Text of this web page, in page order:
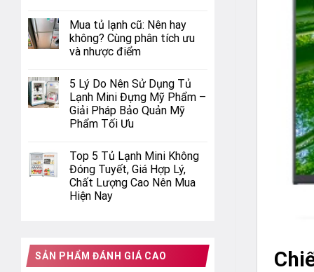
Mua tủ lạnh cũ: Nên hay
không? Cùng phân tích ưu
và nhược điểm
5 Lý Do Nên Sử Dụng Tủ
Lạnh Mini Đựng Mỹ Phẩm –
Giải Pháp Bảo Quản Mỹ
Phẩm Tối Ưu
Top 5 Tủ Lạnh Mini Không
Đóng Tuyết, Giá Hợp Lý,
Chất Lượng Cao Nên Mua
Hiện Nay
SẢN PHẨM ĐÁNH GIÁ CAO